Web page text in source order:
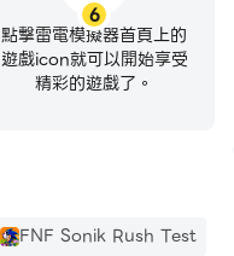
6
點擊雷電模擬器首頁上的
遊戲icon就可以開始享受
精彩的遊戲了。
FNF Sonik Rush Test